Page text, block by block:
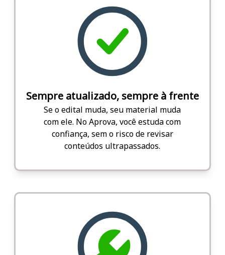
Sempre atualizado, sempre à frente
Se o edital muda, seu material muda
com ele. No Aprova, você estuda com
confiança, sem o risco de revisar
conteúdos ultrapassados.